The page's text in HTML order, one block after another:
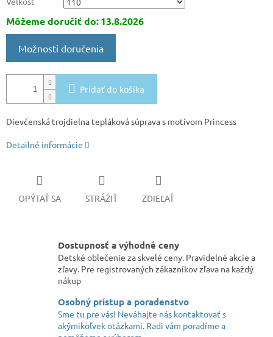
Môžeme doručiť do:13.8.2026
Možnosti doručenia
Pridať do košíka
Dievčenská trojdielna tepláková súprava s motívom Princess
Detailné informácie
OPÝTAŤ SA STRÁŽIŤ ZDIEĽAŤ
Dostupnosť a výhodné ceny
Detské oblečenie za skvelé ceny. Pravidelné akcie a
zľavy. Pre registrovaných zákazníkov zľava na každý
nákup
Osobný prístup a poradenstvo
Sme tu pre vás! Neváhajte nás kontaktovať s
akýmikoľvek otázkami. Radi vám poradíme a